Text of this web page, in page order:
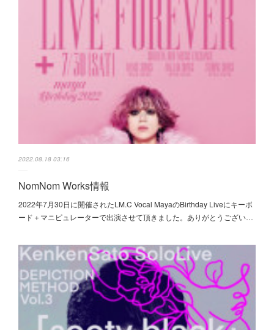
2022.08.18 03:16
NomNom Works情報
2022年7月30日に開催されたLM.C Vocal MayaのBirthday Liveにキーボ
ード＋マニピュレーターで出演させて頂きました。ありがとうござい…